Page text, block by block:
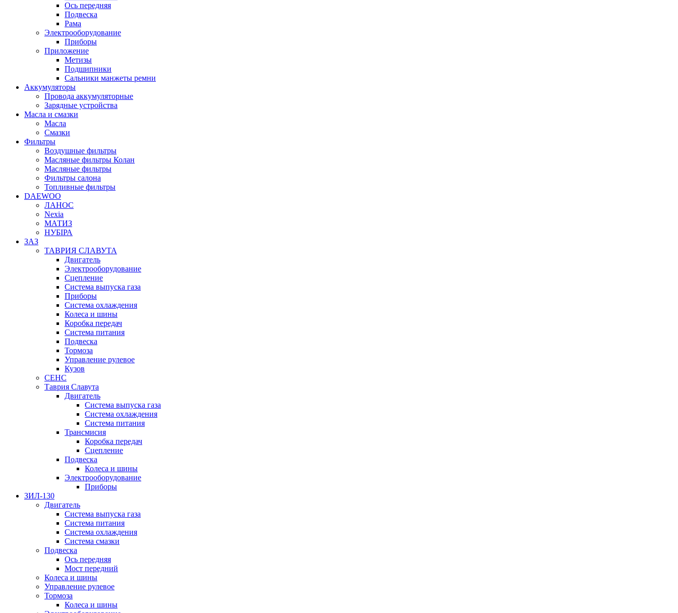
Ось передняя
Подвеска
Рама
Электрооборудование
Приборы
Приложение
Метизы
Подшипники
Сальники манжеты ремни
Аккумуляторы
Провода аккумуляторные
Зарядные устройства
Масла и смазки
Масла
Смазки
Фильтры
Воздушные фильтры
Масляные фильтры Колан
Масляные фильтры
Фильтры салона
Топливные фильтры
DAEWOO
ЛАНОС
Nexia
МАТИЗ
НУБІРА
ЗАЗ
ТАВРИЯ СЛАВУТА
Двигатель
Электрооборудование
Сцепление
Система выпуска газа
Приборы
Система охлаждения
Колеса и шины
Коробка передач
Система питания
Подвеска
Тормоза
Управление рулевое
Кузов
СЕНС
Таврия Славута
Двигатель
Система выпуска газа
Система охлаждения
Система питания
Трансмисия
Коробка передач
Сцепление
Подвеска
Колеса и шины
Электрооборудование
Приборы
ЗИЛ-130
Двигатель
Система выпуска газа
Система питания
Система охлаждения
Система смазки
Подвеска
Ось передняя
Мост передний
Колеса и шины
Управление рулевое
Тормоза
Колеса и шины